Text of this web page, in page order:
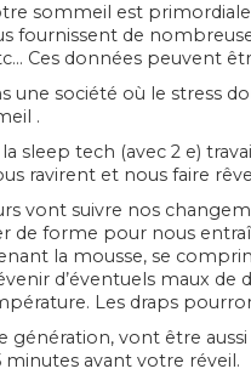
sommeil est
fournissent de
Ces données peuvent
une société où le stress
.
la sleep tech (avec 2 e)
ravirent et nous faire
vont suivre nos
de forme pour nous
la mousse, se
d’éventuels maux
Les draps
génération, vont être
minutes avant votre réveil.